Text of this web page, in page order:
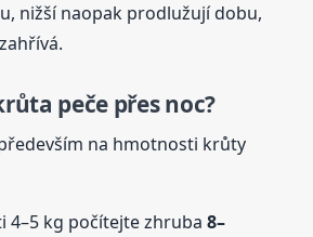
nižší naopak prodlužují dobu,
peče přes noc?
na hmotnosti krůty
4–5 kg počítejte zhruba8–